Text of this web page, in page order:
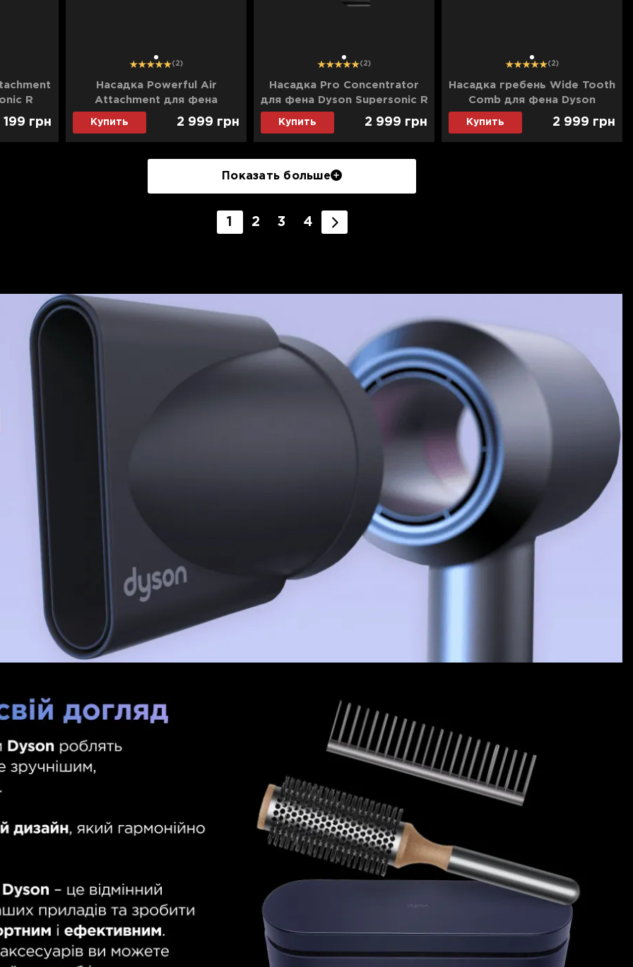
R
199 грн
1 (2)
Насадка Powerful Air
Attachment для фена
Supersonic R
Купить 2 999 грн
1 (2)
Насадка Pro Concentrator
для фена Dyson Supersonic R
Купить 2 999 грн
1 (2)
Насадка гребень Wide Tooth
Comb для фена Dyson
Supersonic R
Купить 2 999 грн
Показать больше
1 2 3 4